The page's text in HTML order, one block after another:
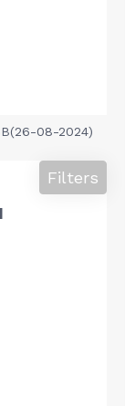
08-2024)
Filters